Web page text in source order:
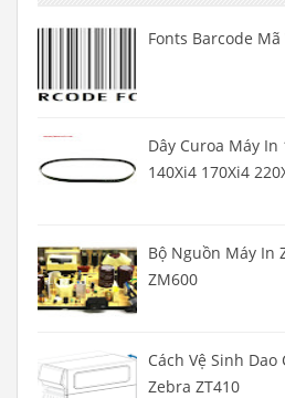
Fonts Barcode Mã
Dây Curoa Máy In
140Xi4 170Xi4
Bộ Nguồn Máy In
ZM600
Cách Vệ Sinh Dao
Zebra ZT410